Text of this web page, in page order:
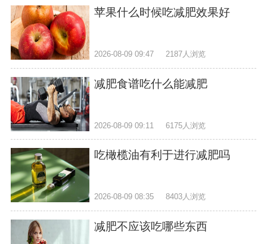
苹果什么时候吃减肥效果好
2026-08-09 09:47 2187人浏览
减肥食谱吃什么能减肥
2026-08-09 09:11 6175人浏览
吃橄榄油有利于进行减肥吗
2026-08-09 08:35 8403人浏览
减肥不应该吃哪些东西